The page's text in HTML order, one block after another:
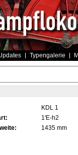
Typengalerie
KDL 1
1'E-h2
1435 mm